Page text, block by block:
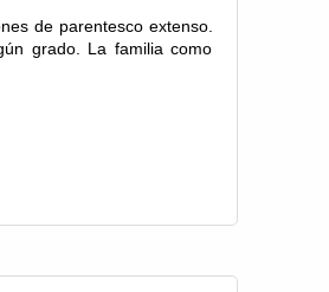
de parentesco extenso.
grado. La familia como